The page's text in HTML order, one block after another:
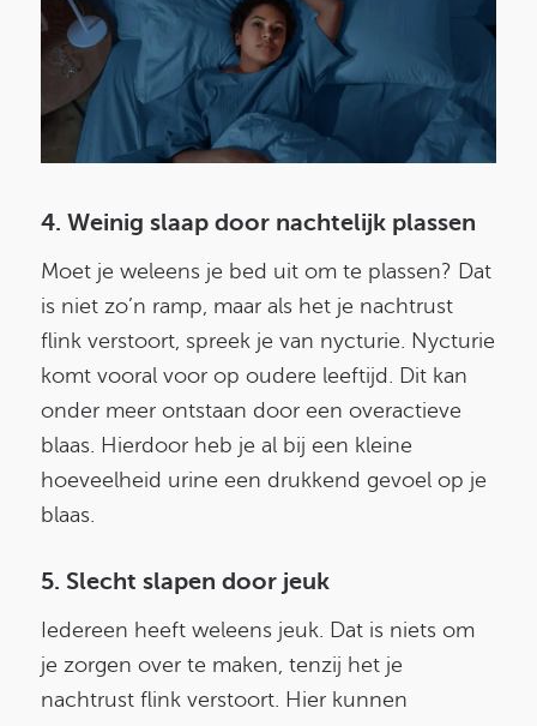
4. Weinig slaap door nachtelijk plassen
Moet je weleens je bed uit om te plassen? Dat
is niet zo’n ramp, maar als het je nachtrust
flink verstoort, spreek je van nycturie. Nycturie
komt vooral voor op oudere leeftijd. Dit kan
onder meer ontstaan door een overactieve
blaas. Hierdoor heb je al bij een kleine
hoeveelheid urine een drukkend gevoel op je
blaas.
5. Slecht slapen door jeuk
Iedereen heeft weleens jeuk. Dat is niets om
je zorgen over te maken, tenzij het je
nachtrust flink verstoort. Hier kunnen